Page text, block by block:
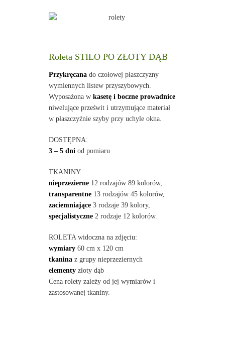
Roleta STILO PO ZŁOTY DĄB
Przykręcanado czołowej płaszczyzny
wymiennych listew przyszybowych.
Wyposażona w kasetę i boczne prowadnice
niwelujące prześwit i utrzymujące materiał
w płaszczyźnie szyby przy uchyle okna.
DOSTĘPNA:
3 – 5 dni od pomiaru
TKANINY:
nieprzezierne12 rodzajów 89 kolorów,
transparentne13 rodzajów 45 kolorów,
zaciemniające3 rodzaje 39 kolory,
specjalistyczne2 rodzaje 12 kolorów.
ROLETA widoczna na zdjęciu:
wymiary60 cm x 120 cm
tkaninaz grupy nieprzeziernych
elementyzłoty dąb
Cena rolety zależy od jej wymiarów i
zastosowanej tkaniny.